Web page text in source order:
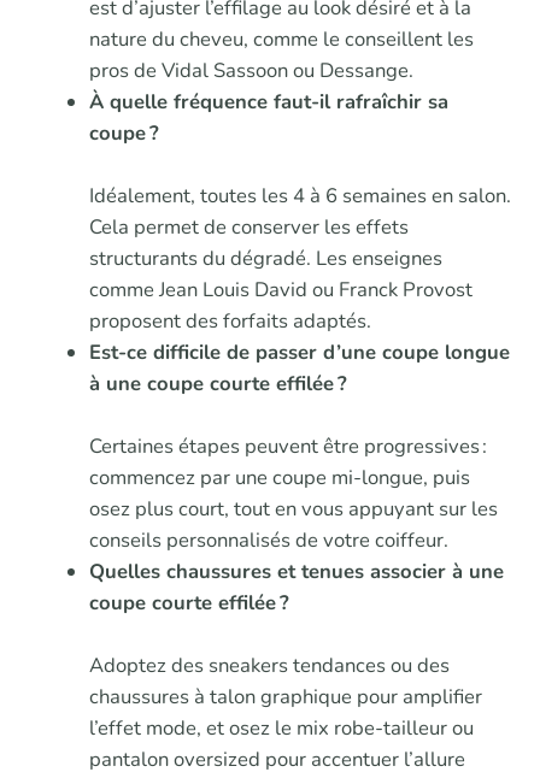
est d’ajuster l’effilage au look désiré et à la
nature du cheveu, comme le conseillent les
pros de Vidal Sassoon ou Dessange.
À quelle fréquence faut-il rafraîchir sa
coupe ?
Idéalement, toutes les 4 à 6 semaines en salon.
Cela permet de conserver les effets
structurants du dégradé. Les enseignes
comme Jean Louis David ou Franck Provost
proposent des forfaits adaptés.
Est-ce difficile de passer d’une coupe longue
à une coupe courte effilée ?
Certaines étapes peuvent être progressives :
commencez par une coupe mi-longue, puis
osez plus court, tout en vous appuyant sur les
conseils personnalisés de votre coiffeur.
Quelles chaussures et tenues associer à une
coupe courte effilée ?
Adoptez des sneakers tendances ou des
chaussures à talon graphique pour amplifier
l’effet mode, et osez le mix robe-tailleur ou
pantalon oversized pour accentuer l’allure